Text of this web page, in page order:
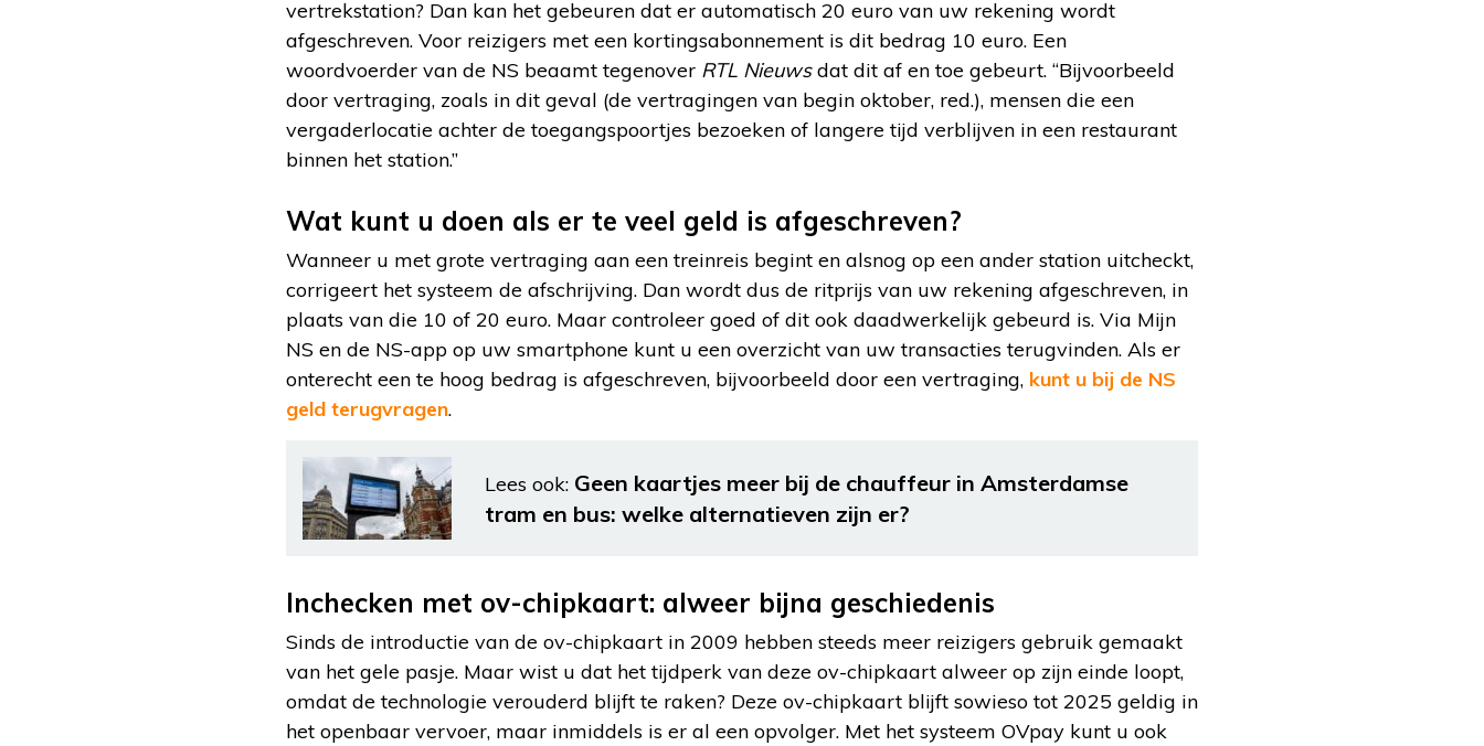
vertrekstation? Dan kan het gebeuren dat er automatisch 20 euro van uw rekening wordt
afgeschreven. Voor reizigers met een kortingsabonnement is dit bedrag 10 euro. Een
woordvoerder van de NS beaamt tegenover RTL Nieuwsdat dit af en toe gebeurt. “Bijvoorbeeld
door vertraging, zoals in dit geval (de vertragingen van begin oktober, red.), mensen die een
vergaderlocatie achter de toegangspoortjes bezoeken of langere tijd verblijven in een restaurant
binnen het station.”
Wat kunt u doen als er te veel geld is afgeschreven?
Wanneer u met grote vertraging aan een treinreis begint en alsnog op een ander station uitcheckt,
corrigeert het systeem de afschrijving. Dan wordt dus de ritprijs van uw rekening afgeschreven, in
plaats van die 10 of 20 euro. Maar controleer goed of dit ook daadwerkelijk gebeurd is. Via Mijn
NS en de NS-app op uw smartphone kunt u een overzicht van uw transacties terugvinden. Als er
onterecht een te hoog bedrag is afgeschreven, bijvoorbeeld door een vertraging, kunt u bij de NS
geld terugvragen.
Lees ook: Geen kaartjes meer bij de chauffeur in Amsterdamse
tram en bus: welke alternatieven zijn er?
Inchecken met ov-chipkaart: alweer bijna geschiedenis
Sinds de introductie van de ov-chipkaart in 2009 hebben steeds meer reizigers gebruik gemaakt
van het gele pasje. Maar wist u dat het tijdperk van deze ov-chipkaart alweer op zijn einde loopt,
omdat de technologie verouderd blijft te raken? Deze ov-chipkaart blijft sowieso tot 2025 geldig in
het openbaar vervoer, maar inmiddels is er al een opvolger. Met het systeem OVpay kunt u ook